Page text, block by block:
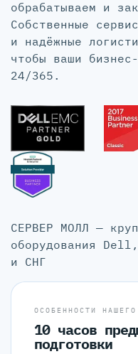
обрабатываем и
Собственные
и надёжные
чтобы ваши
24/365.
СЕРВЕР МОЛЛ —
оборудования
и СНГ
ОСОБЕННОСТИ
10 часов
подготовки